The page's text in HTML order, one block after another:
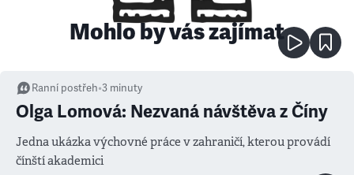
Mohlo by vás zajímat
Ranní postřeh•3 minuty
Olga Lomová: Nezvaná návštěva z Číny
Jedna ukázka výchovné práce v zahraničí, kterou provádí
čínští akademici